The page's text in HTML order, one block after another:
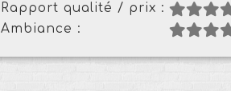
Rapport qualité / prix :
Ambiance :